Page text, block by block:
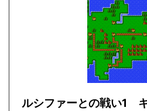
ルシファーとの戦い1